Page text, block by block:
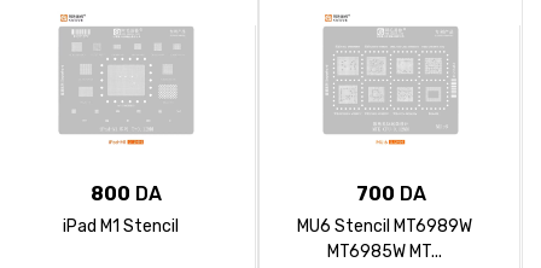
800 DA
iPad M1 Stencil
700 DA
MU6 Stencil MT6989W
MT6985W MT...